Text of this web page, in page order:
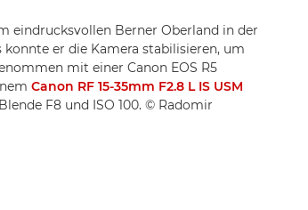
eindrucksvollen Berner Oberland in der
er die Kamera stabilisieren, um
mit einer Canon EOS R5
Canon RF 15-35mm F2.8 L IS USM
F8 und ISO 100. © Radomir